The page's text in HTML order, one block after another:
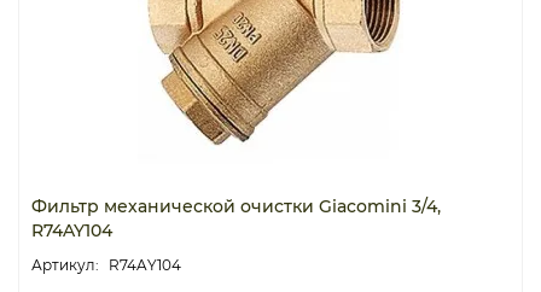
Фильтр механической очистки Giacomini 3/4,
R74AY104
R74AY104